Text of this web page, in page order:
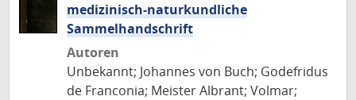
medizinisch-naturkundliche
Sammelhandschrift
Autoren
Unbekannt; Johannes von Buch; Godefridus
de Franconia; Meister Albrant; Volmar;